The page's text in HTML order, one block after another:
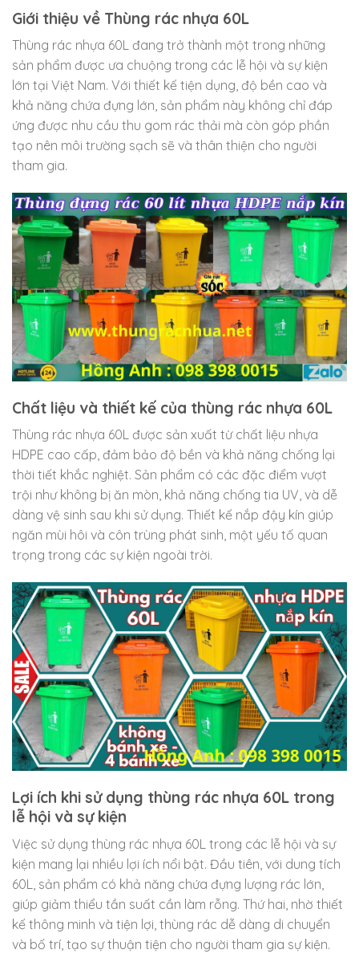
Giới thiệu về Thùng rác nhựa 60L
Thùng rác nhựa 60L đang trở thành một trong những
sản phẩm được ưa chuộng trong các lễ hội và sự kiện
lớn tại Việt Nam. Với thiết kế tiện dụng, độ bền cao và
khả năng chứa đựng lớn, sản phẩm này không chỉ đáp
ứng được nhu cầu thu gom rác thải mà còn góp phần
tạo nên môi trường sạch sẽ và thân thiện cho người
tham gia.
Chất liệu và thiết kế của thùng rác nhựa 60L
Thùng rác nhựa 60L được sản xuất từ chất liệu nhựa
HDPE cao cấp, đảm bảo độ bền và khả năng chống lại
thời tiết khắc nghiệt. Sản phẩm có các đặc điểm vượt
trội như không bị ăn mòn, khả năng chống tia UV, và dễ
dàng vệ sinh sau khi sử dụng. Thiết kế nắp đậy kín giúp
ngăn mùi hôi và côn trùng phát sinh, một yếu tố quan
trọng trong các sự kiện ngoài trời.
Lợi ích khi sử dụng thùng rác nhựa 60L trong
lễ hội và sự kiện
Việc sử dụng thùng rác nhựa 60L trong các lễ hội và sự
kiện mang lại nhiều lợi ích nổi bật. Đầu tiên, với dung tích
60L, sản phẩm có khả năng chứa đựng lượng rác lớn,
giúp giảm thiểu tần suất cần làm rỗng. Thứ hai, nhờ thiết
kế thông minh và tiện lợi, thùng rác dễ dàng di chuyển
và bố trí, tạo sự thuận tiện cho người tham gia sự kiện.